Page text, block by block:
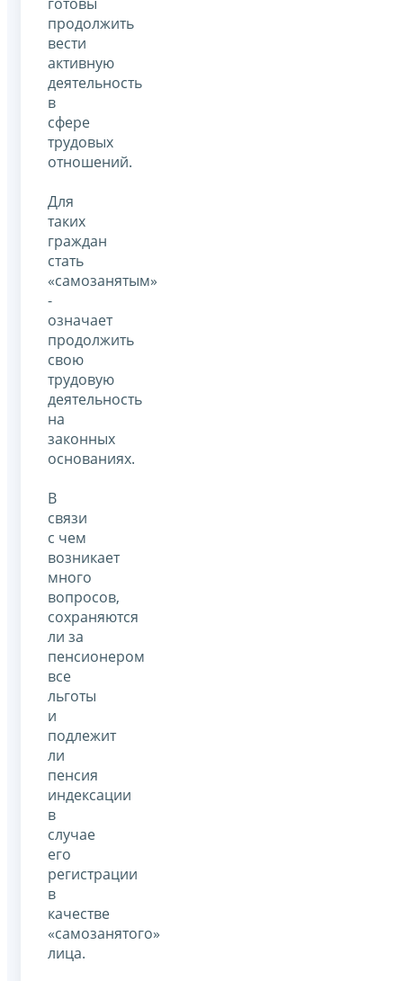
продолжить
вести
активную
деятельность
в
сфере
трудовых
отношений.
Для
таких
граждан
стать
«самозанятым»
-
означает
продолжить
свою
трудовую
деятельность
на
законных
основаниях.
В
связи
с чем
возникает
много
вопросов,
сохраняются
ли за
пенсионером
все
льготы
и
подлежит
ли
пенсия
индексации
в
случае
его
регистрации
в
качестве
«самозанятого»
лица.